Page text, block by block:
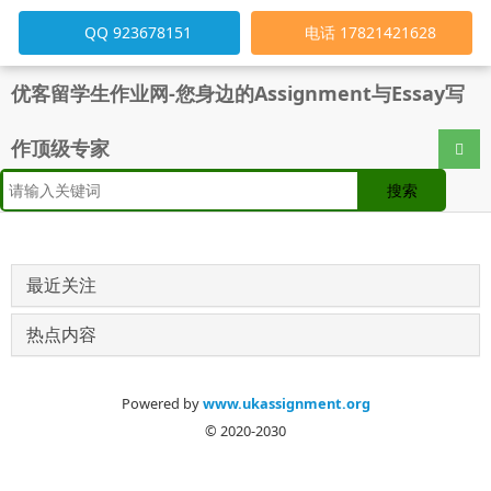
优客留学生作业网-您身边的Assignment与Essay写
作顶级专家 导航
QQ 923678151 电话 17821421628
最近关注
热点内容
Powered bywww.ukassignment.org
© 2020-2030